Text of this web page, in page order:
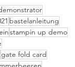
bastelanleitung
stampin up demo
gate fold card